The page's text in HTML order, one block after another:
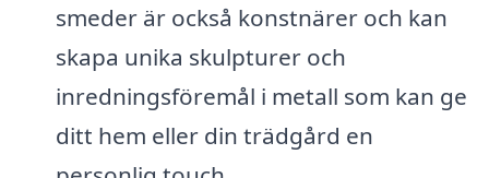
smeder är också konstnärer och kan
skapa unika skulpturer och
inredningsföremål i metall som kan ge
ditt hem eller din trädgård en